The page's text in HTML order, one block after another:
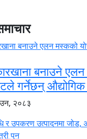
बनाउने
गर्नेछन्
२०८३